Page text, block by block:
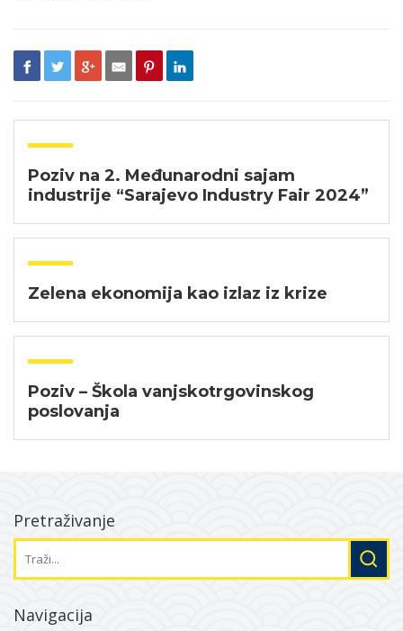
Poziv na 2. Međunarodni sajam
industrije “Sarajevo Industry Fair 2024”
Zelena ekonomija kao izlaz iz krize
Poziv – Škola vanjskotrgovinskog
poslovanja
Pretraživanje
Navigacija